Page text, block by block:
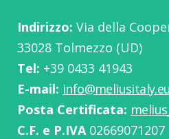
Indirizzo: Via della
33028 Tolmezzo (UD)
Tel: ‭+39 0433 41943
E-mail: info@meliusitaly.eu
Posta Certificata:
C.F. e P.IVA02669071207